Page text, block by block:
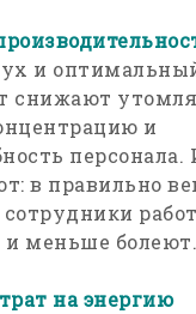
и
снижают
и
в правильно
и меньше болеют.
на энергию